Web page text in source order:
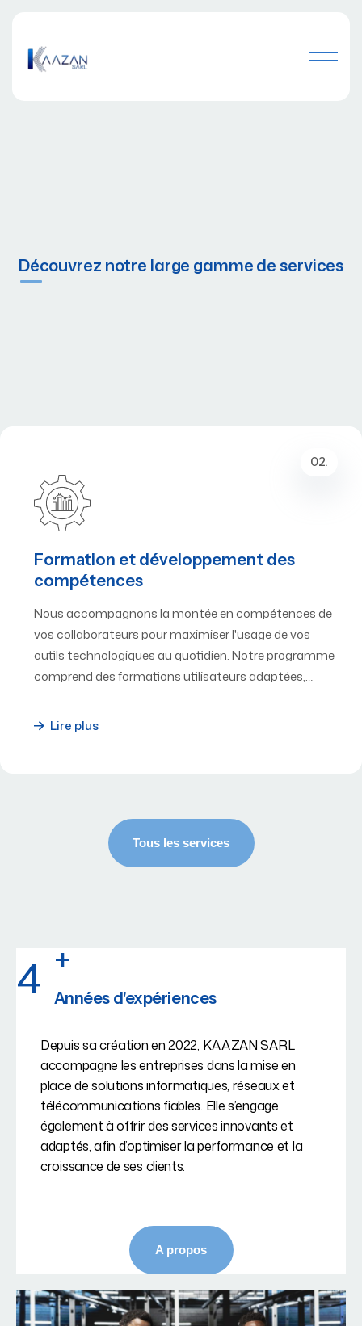
Découvrez notre large gamme de services
02.
Formation et développement des
compétences
Nous accompagnons la montée en compétences de
vos collaborateurs pour maximiser l'usage de vos
outils technologiques au quotidien. Notre programme
comprend des formations utilisateurs adaptées,…
Lire plus
4 +
Années d'expériences
Depuis sa création en 2022, KAAZAN SARL
accompagne les entreprises dans la mise en
place de solutions informatiques, réseaux et
télécommunications fiables. Elle s’engage
également à offrir des services innovants et
adaptés, afin d’optimiser la performance et la
croissance de ses clients.